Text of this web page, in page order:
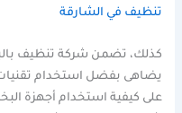
تنظيف في الشارقة
كذلك، تضمن شركة تنظيف
يضاهى بفضل استخدام
على كيفية استخدام أجهزة